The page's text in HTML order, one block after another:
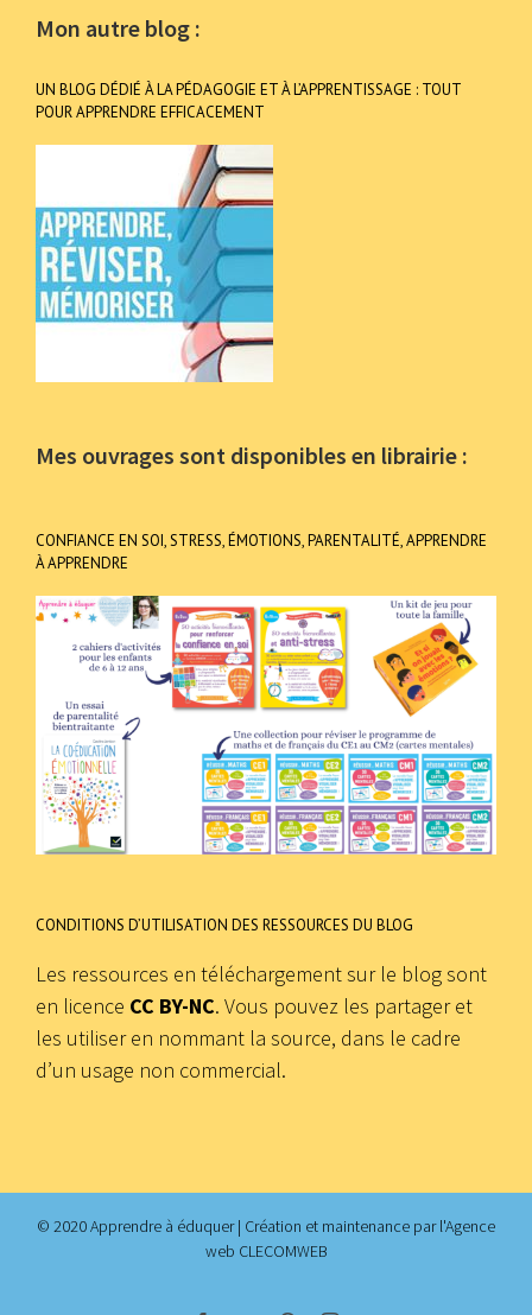
Mon autre blog :
UN BLOG DÉDIÉ À LA PÉDAGOGIE ET À L’APPRENTISSAGE : TOUT
POUR APPRENDRE EFFICACEMENT
Mes ouvrages sont disponibles en librairie :
CONFIANCE EN SOI, STRESS, ÉMOTIONS, PARENTALITÉ, APPRENDRE
À APPRENDRE
CONDITIONS D’UTILISATION DES RESSOURCES DU BLOG
Les ressources en téléchargement sur le blog sont
en licence CC BY-NC. Vous pouvez les partager et
les utiliser en nommant la source, dans le cadre
d’un usage non commercial.
© 2020 Apprendre à éduquer | Création et maintenance parl'Agence
web CLECOMWEB